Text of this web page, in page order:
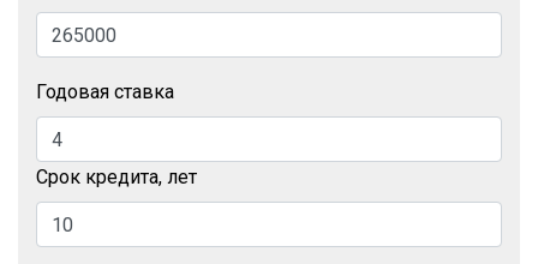
Годовая ставка
Срок кредита, лет